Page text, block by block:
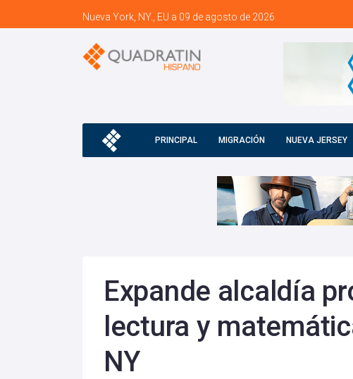
Nueva York, NY., EU a 09 de agosto de 2026
PRINCIPAL MIGRACIÓN NUEVA JERSEY
Expande alcaldía
lectura y
NY